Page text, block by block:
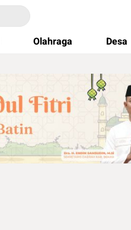
Olahraga Desa